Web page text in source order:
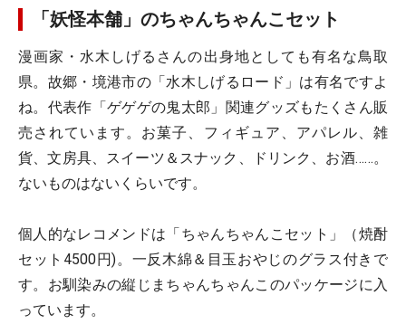
「妖怪本舗」のちゃんちゃんこセット
漫画家・水木しげるさんの出身地としても有名な鳥取
県。故郷・境港市の「水木しげるロード」は有名ですよ
ね。代表作「ゲゲゲの鬼太郎」関連グッズもたくさん販
売されています。お菓子、フィギュア、アパレル、雑
貨、文房具、スイーツ＆スナック、ドリンク、お酒……。
ないものはないくらいです。
個人的なレコメンドは「ちゃんちゃんこセット」（焼酎
セット4500円)。一反木綿＆目玉おやじのグラス付きで
す。お馴染みの縦じまちゃんちゃんこのパッケージに入
っています。